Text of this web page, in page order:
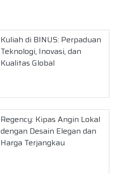
Kuliah di BINUS: Perpaduan
Teknologi, Inovasi, dan
Kualitas Global
Regency: Kipas Angin Lokal
dengan Desain Elegan dan
Harga Terjangkau